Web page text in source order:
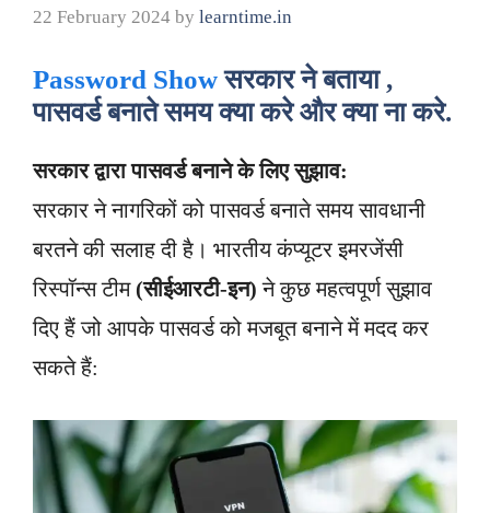
22 February 2024 by learntime.in
Password Showसरकार ने बताया ,
पासवर्ड बनाते समय क्या करे और क्या ना करे.
सरकार द्वारा पासवर्ड बनाने के लिए सुझाव:
सरकार ने नागरिकों को पासवर्ड बनाते समय सावधानी
बरतने की सलाह दी है। भारतीय कंप्यूटर इमरजेंसी
रिस्पॉन्स टीम(सीईआरटी-इन)ने कुछ महत्वपूर्ण सुझाव
दिए हैं जो आपके पासवर्ड को मजबूत बनाने में मदद कर
सकते हैं: